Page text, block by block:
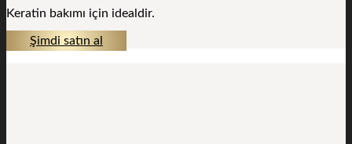
Keratin bakımı için idealdir.
Şimdi satın al